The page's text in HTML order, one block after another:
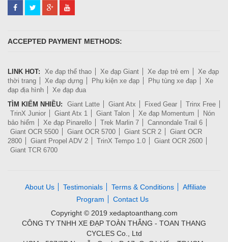
ACCEPTED PAYMENT METHODS:
LINK HOT: Xe đạp thể thao Xe đạp Giant Xe đạp trẻ em
Xe đạp
thời trang
Xe đạp dựng Phụ kiện xe đạp Phụ tùng xe đạp
Xe
đạp địa hình
Xe đạp đua
TÌM KIẾM NHIỀU:
Giant Latte Giant Atx Fixed Gear
Trinx Free
TrinX Junior
Giant Atx 1 Giant Talon Xe đạp Momentum
Nón
bảo hiểm
Xe đạp Pinarello Trek Marlin 7
Cannondale Trail 6
Giant OCR 5500
Giant OCR 5700 Giant SCR 2
Giant OCR
2800
Giant Propel ADV 2 TrinX Tempo 1.0
Giant OCR 2600
Giant TCR 6700
About Us Testimonials Terms & Conditions
Affiliate
Program
Contact Us
Copyright © 2019 xedaptoanthang.com
CÔNG TY TNHH XE ĐẠP TOÀN THẮNG - TOAN THANG
CYCLES Co., Ltd